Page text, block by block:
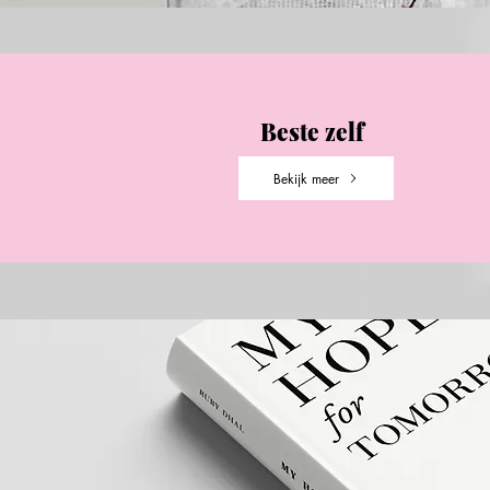
Beste zelf
Bekijk meer